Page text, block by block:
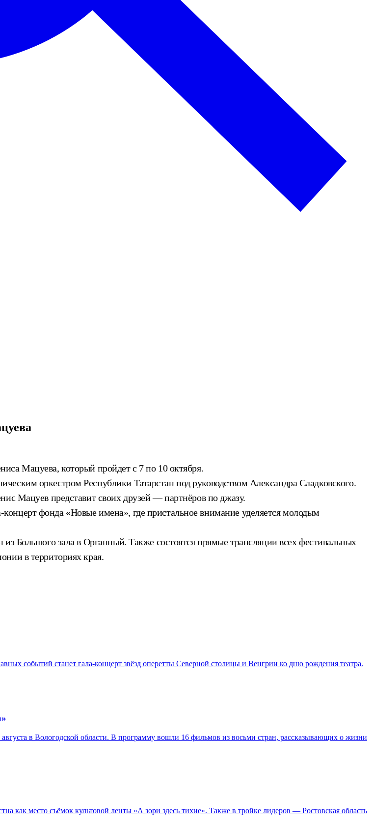
Мацуева, который пройдет с 7 по 10 октября.
оркестром Республики Татарстан под руководством Александра Сладковского.
Мацуев представит своих друзей — партнёров по джазу.
фонда «Новые имена», где пристальное внимание уделяется молодым
Большого зала в Органный. Также состоятся прямые трансляции всех фестивальных
в территориях края.
событий станет гала-концерт звёзд оперетты Северной столицы и Венгрии ко дню рождения театра.
в Вологодской области. В программу вошли 16 фильмов из восьми стран, рассказывающих о жизни
как место съёмок культовой ленты «А зори здесь тихие». Также в тройке лидеров — Ростовская область